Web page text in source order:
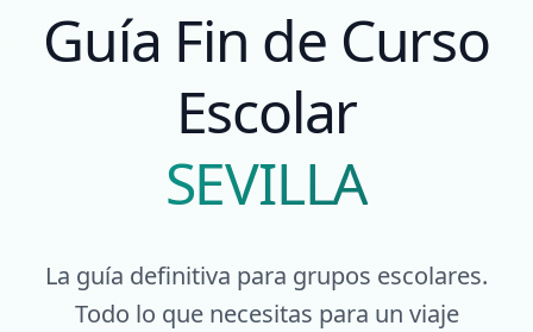
Guía Fin de Curso
Escolar
SEVILLA
La guía definitiva para grupos escolares.
Todo lo que necesitas para un viaje